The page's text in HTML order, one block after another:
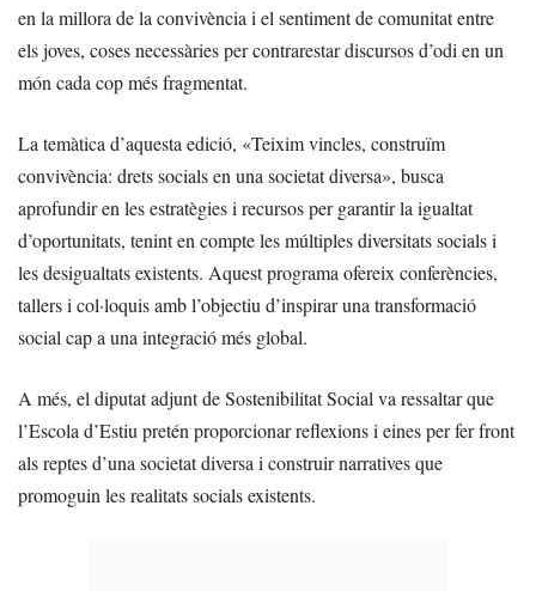
en la millora de la convivència i el sentiment de comunitat entre
els joves, coses necessàries per contrarestar discursos d’odi en un
món cada cop més fragmentat.
La temàtica d’aquesta edició, «Teixim vincles, construïm
convivència: drets socials en una societat diversa», busca
aprofundir en les estratègies i recursos per garantir la igualtat
d’oportunitats, tenint en compte les múltiples diversitats socials i
les desigualtats existents. Aquest programa ofereix conferències,
tallers i col·loquis amb l’objectiu d’inspirar una transformació
social cap a una integració més global.
A més, el diputat adjunt de Sostenibilitat Social va ressaltar que
l’Escola d’Estiu pretén proporcionar reflexions i eines per fer front
als reptes d’una societat diversa i construir narratives que
promoguin les realitats socials existents.